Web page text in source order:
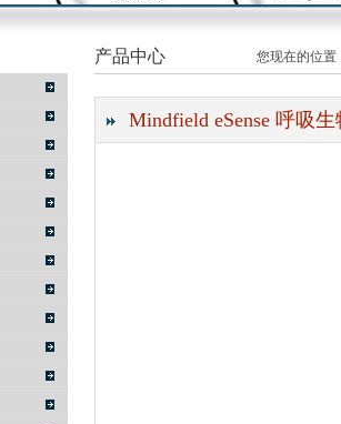
产品中心 您现在的位置
Mindfield eSense 呼吸